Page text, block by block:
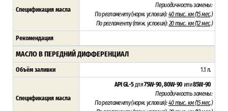
Спецификация масла
Периодичность замены:
По регламенту (норм. условия):40 тыс. км (15 мес.)
По регламенту (тяж. условия):20 тыс. км (12 мес.)
Рекомендация
МАСЛО В ПЕРЕДНИЙ ДИФФЕРЕНЦИАЛ
Объём заливки 1.1 л.
Спецификация масла
API GL-5для75W-90, 80W-90 или85W-90
Периодичность замены:
По регламенту (норм. условия):40 тыс. км (15 мес.)